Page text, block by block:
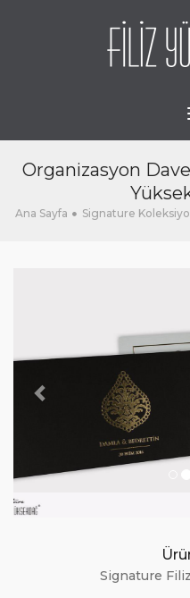
Organizasyon
Ana Sayfa Signature
Signature